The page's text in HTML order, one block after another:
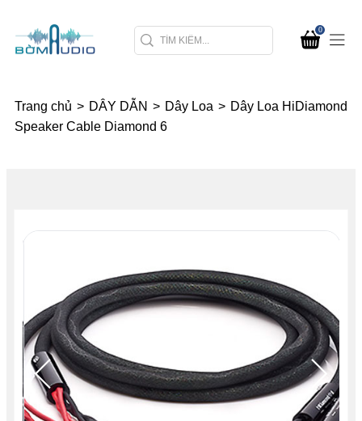
0
Trang chủ > DÂY DẪN > Dây Loa > Dây Loa HiDiamond
Speaker Cable Diamond 6